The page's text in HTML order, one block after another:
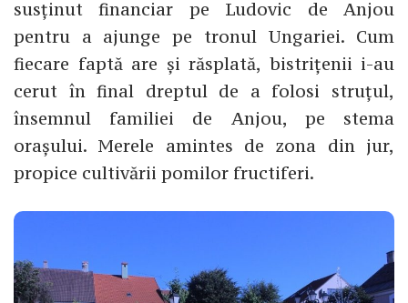
susținut financiar pe Ludovic de Anjou
pentru a ajunge pe tronul Ungariei. Cum
fiecare faptă are și răsplată, bistrițenii i-au
cerut în final dreptul de a folosi struțul,
însemnul familiei de Anjou, pe stema
orașului. Merele amintes de zona din jur,
propice cultivării pomilor fructiferi.